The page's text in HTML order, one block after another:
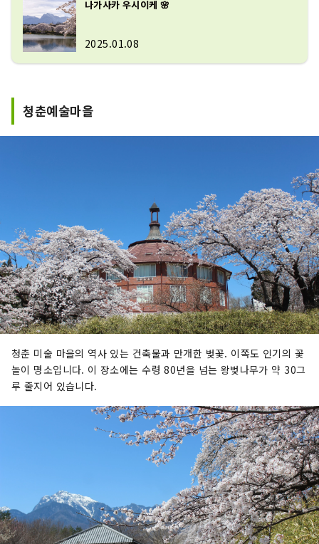
나가사카 우시이케 🌸
2025.01.08
청춘예술마을
청춘 미술 마을의 역사 있는 건축물과 만개한 벚꽃. 이쪽도 인기의 꽃
놀이 명소입니다. 이 장소에는 수령 80년을 넘는 왕벚나무가 약 30그
루 줄지어 있습니다.